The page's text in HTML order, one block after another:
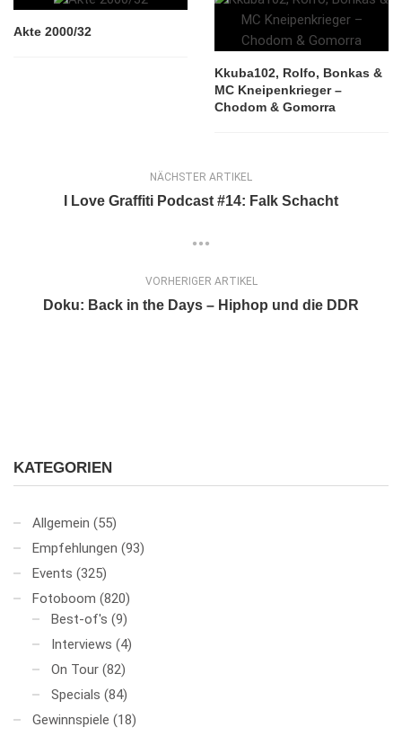
Akte 2000/32
Kkuba102, Rolfo, Bonkas &
MC Kneipenkrieger –
Chodom & Gomorra
NÄCHSTER ARTIKEL
I Love Graffiti Podcast #14: Falk Schacht
VORHERIGER ARTIKEL
Doku: Back in the Days – Hiphop und die DDR
KATEGORIEN
Allgemein (55)
Empfehlungen (93)
Events (325)
Fotoboom (820)
Best-of's (9)
Interviews (4)
On Tour (82)
Specials (84)
Gewinnspiele (18)